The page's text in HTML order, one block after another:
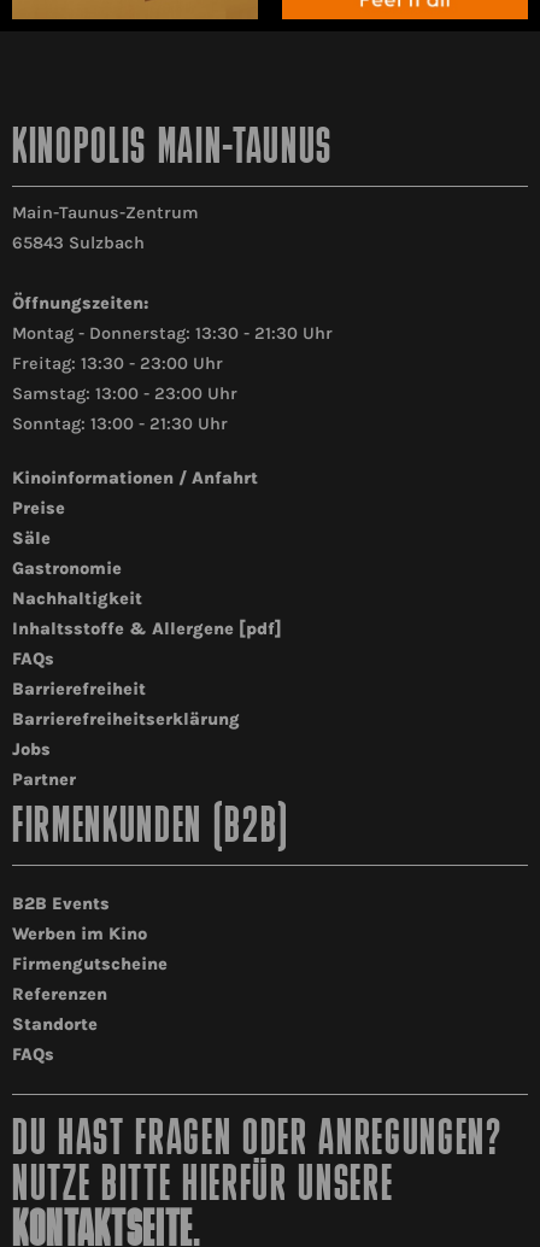
KINOPOLIS MAIN-TAUNUS
Main-Taunus-Zentrum
65843 Sulzbach
Öffnungszeiten:
Montag - Donnerstag: 13:30 - 21:30 Uhr
Freitag: 13:30 - 23:00 Uhr
Samstag: 13:00 - 23:00 Uhr
Sonntag: 13:00 - 21:30 Uhr
Kinoinformationen / Anfahrt
Preise
Säle
Gastronomie
Nachhaltigkeit
Inhaltsstoffe & Allergene [pdf]
FAQs
Barrierefreiheit
Barrierefreiheitserklärung
Jobs
Partner
FIRMENKUNDEN (B2B)
B2B Events
Werben im Kino
Firmengutscheine
Referenzen
Standorte
FAQs
DU HAST FRAGEN ODER ANREGUNGEN?
NUTZE BITTE HIERFÜR UNSERE
KONTAKTSEITE.